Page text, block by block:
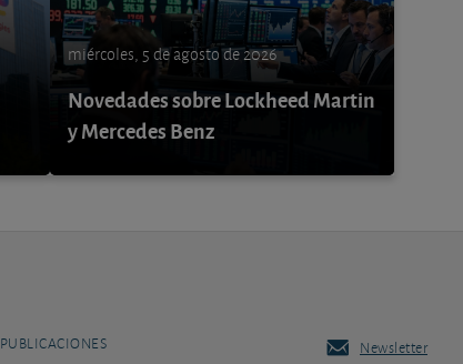
miércoles, 5 de agosto de 2026
Novedades sobre Lockheed Martin
y Mercedes Benz
PUBLICACIONES Newsletter